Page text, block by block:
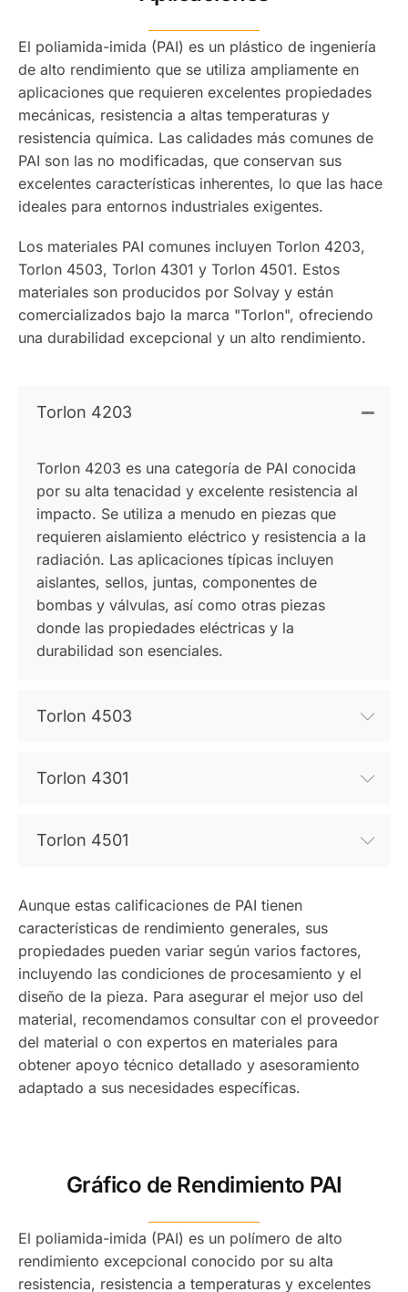
El poliamida-imida (PAI) es un plástico de ingeniería
de alto rendimiento que se utiliza ampliamente en
aplicaciones que requieren excelentes propiedades
mecánicas, resistencia a altas temperaturas y
resistencia química. Las calidades más comunes de
PAI son las no modificadas, que conservan sus
excelentes características inherentes, lo que las hace
ideales para entornos industriales exigentes.
Los materiales PAI comunes incluyen Torlon 4203,
Torlon 4503, Torlon 4301 y Torlon 4501. Estos
materiales son producidos por Solvay y están
comercializados bajo la marca "Torlon", ofreciendo
una durabilidad excepcional y un alto rendimiento.
Torlon 4203
Torlon 4203 es una categoría de PAI conocida
por su alta tenacidad y excelente resistencia al
impacto. Se utiliza a menudo en piezas que
requieren aislamiento eléctrico y resistencia a la
radiación. Las aplicaciones típicas incluyen
aislantes, sellos, juntas, componentes de
bombas y válvulas, así como otras piezas
donde las propiedades eléctricas y la
durabilidad son esenciales.
Torlon 4503
Torlon 4301
Torlon 4501
Aunque estas calificaciones de PAI tienen
características de rendimiento generales, sus
propiedades pueden variar según varios factores,
incluyendo las condiciones de procesamiento y el
diseño de la pieza. Para asegurar el mejor uso del
material, recomendamos consultar con el proveedor
del material o con expertos en materiales para
obtener apoyo técnico detallado y asesoramiento
adaptado a sus necesidades específicas.
Gráfico de Rendimiento PAI
El poliamida-imida (PAI) es un polímero de alto
rendimiento excepcional conocido por su alta
resistencia, resistencia a temperaturas y excelentes